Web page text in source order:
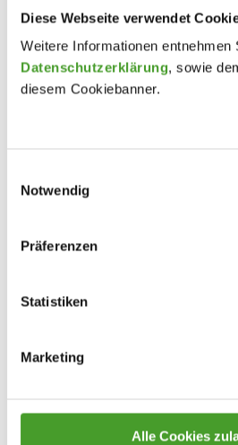
Diese Webseite verwendet
Weitere Informationen entnehmen
Datenschutzerklärung, sowie
diesem Cookiebanner.
Notwendig
Präferenzen
Statistiken
Marketing
Alle Cookies
Dritte und vierte Klassen:
Annika Hunyar (3B) las die meisten
Helene Mitgutsch (3C) gewann bei
Genres und Leopold Aichinger (3C)